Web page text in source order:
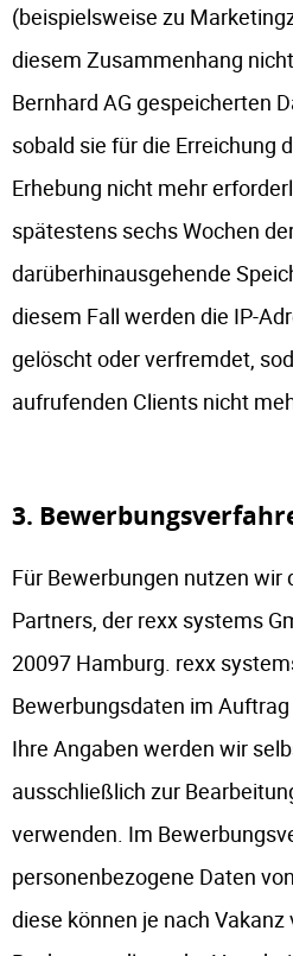
(beispielsweise zu
diesem Zusammenhang
Bernhard AG gespeicherten
sobald sie für die Erreichung
Erhebung nicht mehr
spätestens sechs Wochen
darüberhinausgehende
diesem Fall werden die IP-
gelöscht oder verfremdet,
aufrufenden Clients nicht
3.
Für Bewerbungen nutzen wir
Partners, der rexx systems
20097 Hamburg. rexx
Bewerbungsdaten im Auftrag
Ihre Angaben werden wir
ausschließlich zur
verwenden. Im
personenbezogene Daten
diese können je nach Vakanz